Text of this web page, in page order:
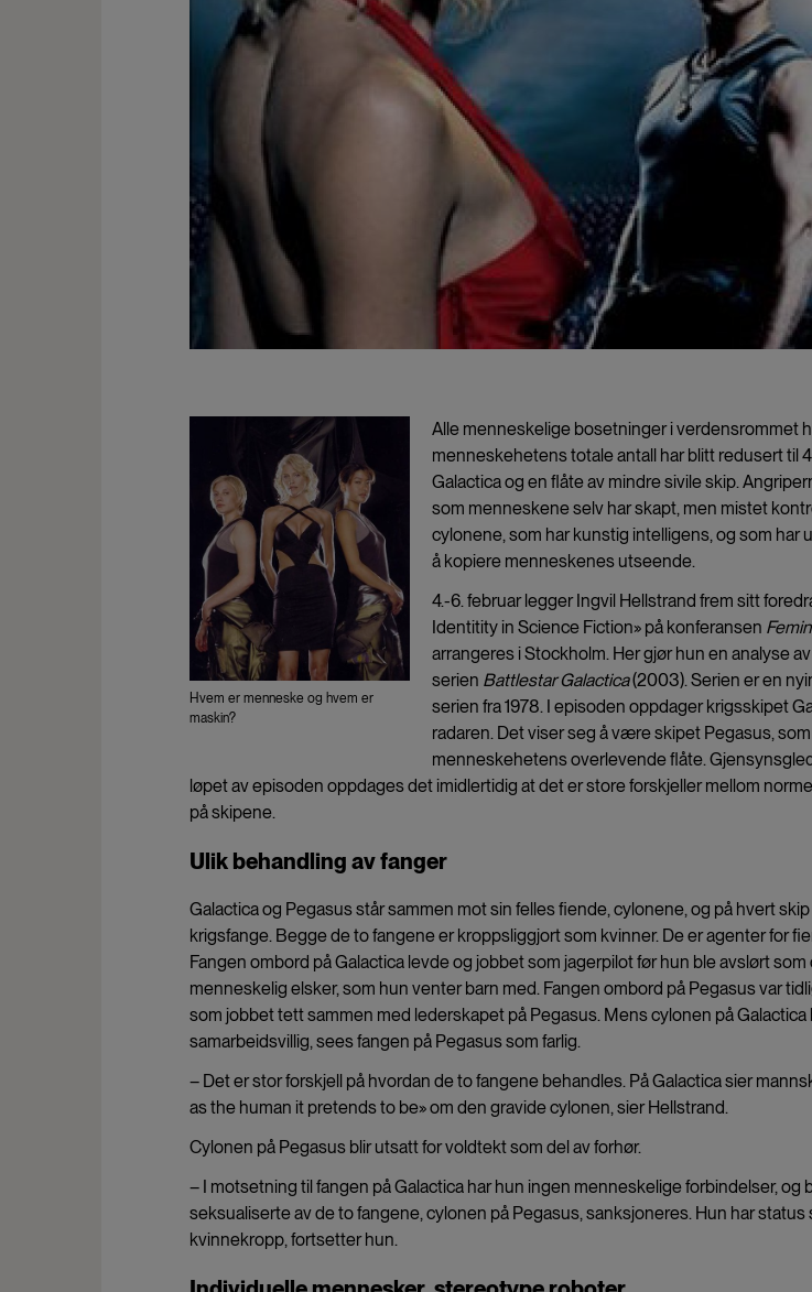
Hvem er menneske og hvem er
maskin?
Alle menneskelige bosetninger i verdensrommet
menneskehetens totale antall har blitt redusert til
Galactica og en flåte av mindre sivile skip.
som menneskene selv har skapt, men mistet
cylonene, som har kunstig intelligens, og som har
å kopiere menneskenes utseende.
4.-6. februar legger Ingvil Hellstrand frem sitt
Identitity in Science Fiction» på konferansen
arrangeres i Stockholm. Her gjør hun en analyse
serien Battlestar Galactica(2003). Serien er en
serien fra 1978. I episoden oppdager krigsskipet
radaren. Det viser seg å være skipet Pegasus,
menneskehetens overlevende flåte.
løpet av episoden oppdages det imidlertidig at det er store forskjeller mellom
på skipene.
Ulik behandling av fanger
Galactica og Pegasus står sammen mot sin felles fiende, cylonene, og på hvert
krigsfange. Begge de to fangene er kroppsliggjort som kvinner. De er agenter for
Fangen ombord på Galactica levde og jobbet som jagerpilot før hun ble avslørt som
menneskelig elsker, som hun venter barn med. Fangen ombord på Pegasus var
som jobbet tett sammen med lederskapet på Pegasus. Mens cylonen på
samarbeidsvillig, sees fangen på Pegasus som farlig.
– Det er stor forskjell på hvordan de to fangene behandles. På Galactica sier
as the human it pretends to be» om den gravide cylonen, sier Hellstrand.
Cylonen på Pegasus blir utsatt for voldtekt som del av forhør.
– I motsetning til fangen på Galactica har hun ingen menneskelige forbindelser, og
seksualiserte av de to fangene, cylonen på Pegasus, sanksjoneres. Hun har status
kvinnekropp, fortsetter hun.